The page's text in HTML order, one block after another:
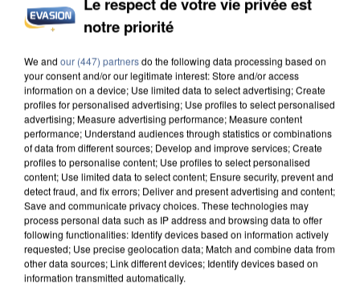
INCENDIES : L’ÎLE-DE-FRANCE LANCE UN ÉLAN
DE SOLIDARITÉ AVEC LES...
notre priorité
We and our (447) partnersdo the following data processing based on
your consent and/or our legitimate interest: Store and/or access
information on a device; Use limited data to select advertising; Create
profiles for personalised advertising; Use profiles to select personalised
advertising; Measure advertising performance; Measure content
performance; Understand audiences through statistics or combinations
of data from different sources; Develop and improve services; Create
profiles to personalise content; Use profiles to select personalised
content; Use limited data to select content; Ensure security, prevent and
detect fraud, and fix errors; Deliver and present advertising and content;
Save and communicate privacy choices. These technologies may
process personal data such as IP address and browsing data to offer
following functionalities: Identify devices based on information actively
requested; Use precise geolocation data; Match and combine data from
other data sources; Link different devices; Identify devices based on
information transmitted automatically.